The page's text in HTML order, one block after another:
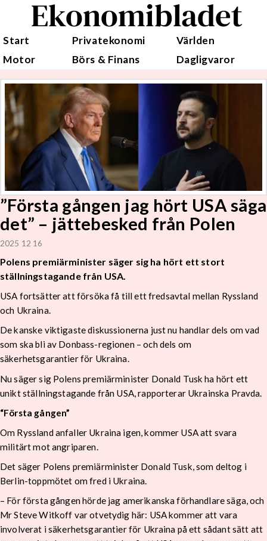
Ekonomibladet
Start Privatekonomi
Världen
Motor
Börs & Finans Dagligvaror
”Första gången jag hört USA säga
det” – jättebesked från Polen
2025 12 16
Polens premiärminister säger sig ha hört ett stort
ställningstagande från USA.
USA fortsätter att försöka få till ett fredsavtal mellan Ryssland
och Ukraina.
De kanske viktigaste diskussionerna just nu handlar dels om vad
som ska bli av Donbass-regionen – och dels om
säkerhetsgarantier för Ukraina.
Nu säger sig Polens premiärminister Donald Tusk ha hört ett
unikt ställningstagande från USA, rapporterar Ukrainska Pravda.
“Första gången”
Om Ryssland anfaller Ukraina igen, kommer USA att svara
militärt mot angriparen.
Det säger Polens premiärminister Donald Tusk, som deltog i
Berlin-toppmötet om fred i Ukraina.
– För första gången hörde jag amerikanska förhandlare säga, och
Mr Steve Witkoff var otvetydig här: USA kommer att vara
involverat i säkerhetsgarantier för Ukraina på ett sådant sätt att